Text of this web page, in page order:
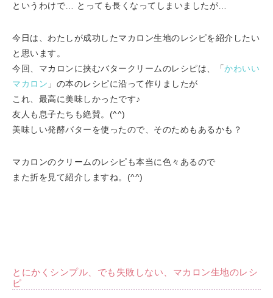
というわけで… とっても長くなってしまいましたが…
今日は、わたしが成功したマカロン生地のレシピを紹介したい
と思います。
今回、マカロンに挟むバタークリームのレシピは、「かわいい
マカロン 」の本のレシピに沿って作りましたが
これ、最高に美味しかったです♪
友人も息子たちも絶賛。(^^)
美味しい発酵バターを使ったので、そのためもあるかも？
マカロンのクリームのレシピも本当に色々あるので
また折を見て紹介しますね。(^^)
とにかくシンプル、でも失敗しない、マカロン生地のレシ
ピ